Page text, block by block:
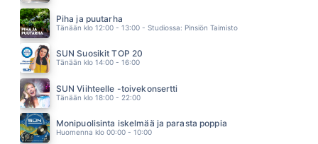
HUEY LEWIS AND THE NEWS
21.51
Piha ja puutarha
Tänään klo 12:00 - 13:00 - Studiossa: Pinsiön Taimisto
SUN Suosikit TOP 20
Tänään klo 14:00 - 16:00
SUN Viihteelle -toivekonsertti
Tänään klo 18:00 - 22:00
Monipuolisinta iskelmää ja parasta poppia
Huomenna klo 00:00 - 10:00